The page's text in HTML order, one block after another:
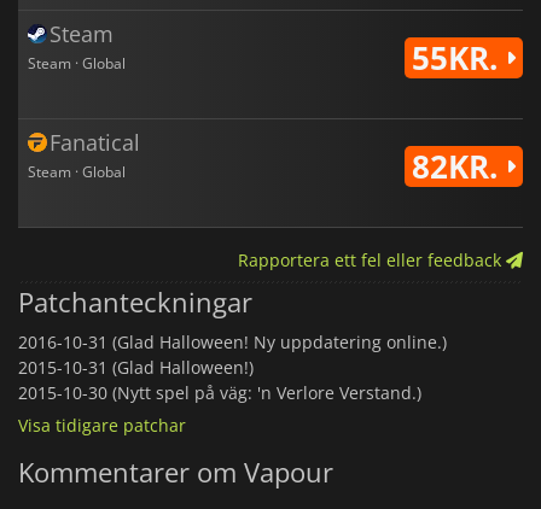
Steam
Steam · Global 55KR.
Fanatical
Steam · Global 82KR.
Rapportera ett fel eller feedback
Patchanteckningar
2016-10-31 (Glad Halloween! Ny uppdatering online.)
2015-10-31 (Glad Halloween!)
2015-10-30 (Nytt spel på väg: 'n Verlore Verstand.)
Visa tidigare patchar
Kommentarer om Vapour